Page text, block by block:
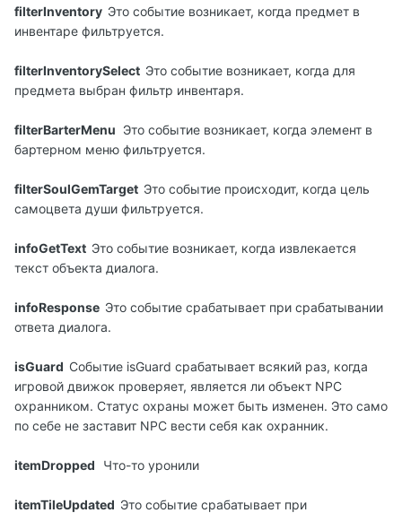
filterInventory Это событие возникает, когда предмет в
инвентаре фильтруется.
filterInventorySelect Это событие возникает, когда для
предмета выбран фильтр инвентаря.
filterBarterMenu Это событие возникает, когда элемент в
бартерном меню фильтруется.
filterSoulGemTarget Это событие происходит, когда цель
самоцвета души фильтруется.
infoGetText Это событие возникает, когда извлекается
текст объекта диалога.
infoResponse Это событие срабатывает при срабатывании
ответа диалога.
isGuard Событие isGuard срабатывает всякий раз, когда
игровой движок проверяет, является ли объект NPC
охранником. Статус охраны может быть изменен. Это само
по себе не заставит NPC вести себя как охранник.
itemDropped Что-то уронили
itemTileUpdated Это событие срабатывает при